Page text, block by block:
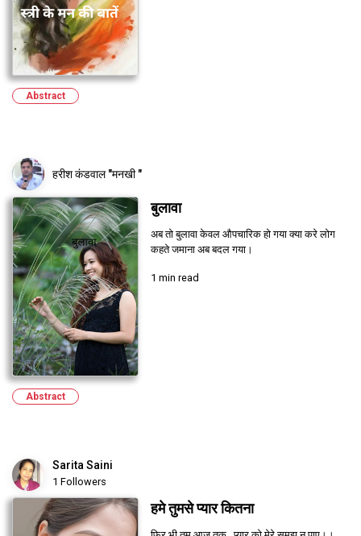
Abstract
हरीश कंडवाल "मनखी "
बुलावा
अब तो बुलावा केवल औपचारिक हो गया क्या करे लोग
कहते जमाना अब बदल गया।
1 min read
Abstract
Sarita Saini
1 Followers
हमे तुमसे प्यार कितना